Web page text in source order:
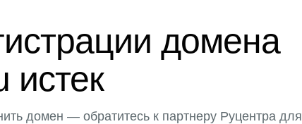
домена
истек
домен — обратитесь к партнеру Руцентра для